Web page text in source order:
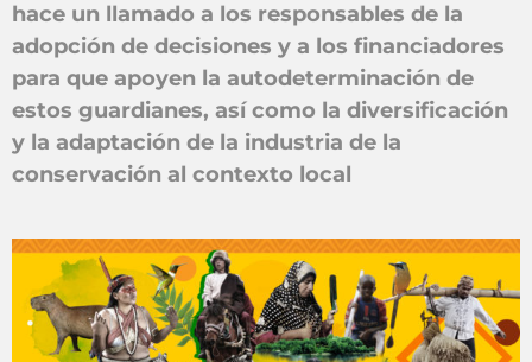
hace un llamado a los responsables de la
adopción de decisiones y a los financiadores
para que apoyen la autodeterminación de
estos guardianes, así como la diversificación
y la adaptación de la industria de la
conservación al contexto local